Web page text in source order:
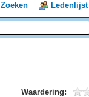
Zoeken Ledenlijst
Waardering: